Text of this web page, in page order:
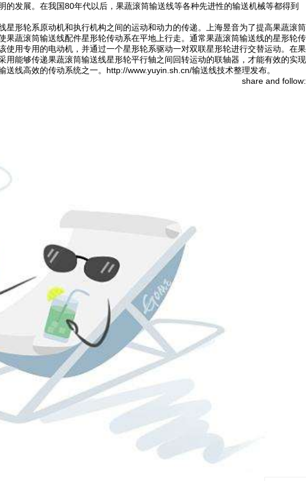
发展。在我国80年代以后，果蔬滚筒输送线等各种先进性的输送机械等都得到
形轮系原动机和执行机构之间的运动和动力的传递。上海昱音为了提高果蔬滚筒
蔬滚筒输送线配件星形轮传动系在平地上行走。通常果蔬滚筒输送线的星形轮传
用专用的电动机，并通过一个星形轮系驱动一对双联星形轮进行交替运动。在果
能够传递果蔬滚筒输送线星形轮平行轴之间回转运动的联轴器，才能有效的实现
线高效的传动系统之一。http://www.yuyin.sh.cn/输送线技术整理发布。
share and follow: